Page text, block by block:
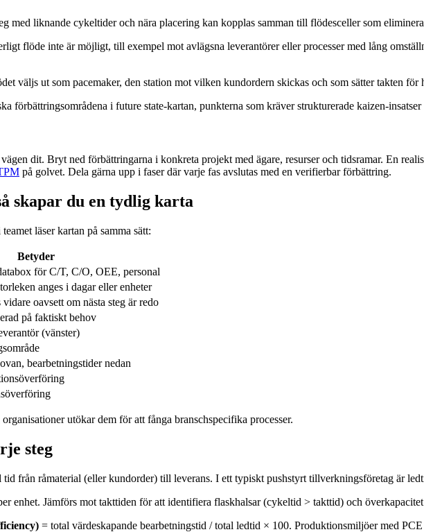
med liknande cykeltider och nära placering kan kopplas samman till flödesceller som
flöde inte är möjligt, till exempel mot avlägsna leverantörer eller processer med lång
väljs ut som pacemaker, den station mot vilken kundordern skickas och som sätter takten för
förbättringsområdena i future state-kartan, punkterna som kräver strukturerade kaizen-
dit. Bryt ned förbättringarna i konkreta projekt med ägare, resurser och tidsramar. En
på golvet. Dela gärna upp i faser där varje fas avslutas med en verifierbar förbättring.
skapar du en tydlig karta
läser kartan på samma sätt:
Betyder
för C/T, C/O, OEE, personal
anges i dagar eller enheter
oavsett om nästa steg är redo
på faktiskt behov
(vänster)
bearbetningstider nedan
utökar dem för att fånga branschspecifika processer.
steg
från råmaterial (eller kundorder) till leverans. I ett typiskt pushstyrt tillverkningsföretag är
enhet. Jämförs mot takttiden för att identifiera flaskhalsar (cykeltid > takttid) och
= total värdeskapande bearbetningstid / total ledtid × 100. Produktionsmiljöer med